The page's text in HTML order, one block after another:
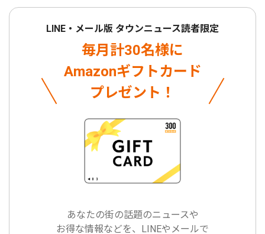
LINE・メール版 タウンニュース読者限定
毎月計30名様に
Amazonギフトカード
プレゼント！
あなたの街の話題のニュースや
お得な情報などを、LINEやメールで